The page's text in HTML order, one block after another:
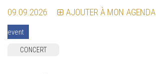
09.09.2026 AJOUTER À MON AGENDA
event
CONCERT